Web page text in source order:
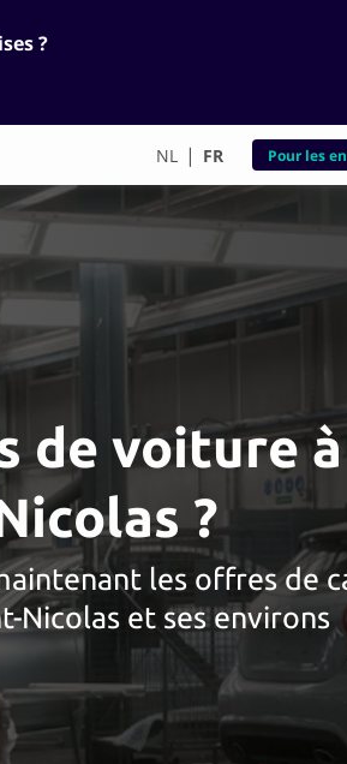
?
NL | FR Pour les
de voiture à
?
les offres de
Nicolas et ses environs